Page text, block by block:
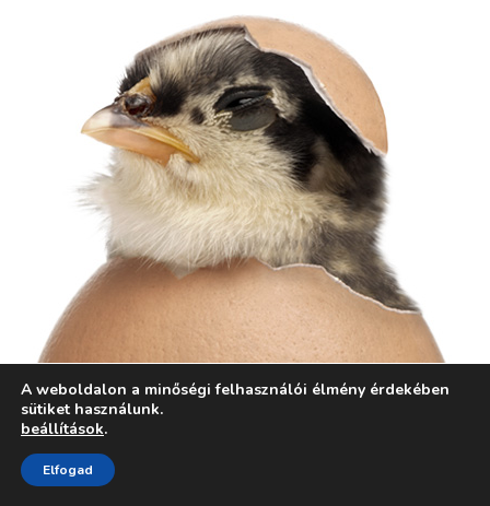
A weboldalon a minőségi felhasználói élmény érdekében
sütiket használunk.
beállítások.
Elfogad